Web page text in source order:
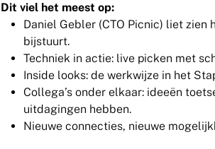
Dit viel het meest op:
Daniel Gebler (CTO Picnic) liet zien
bijstuurt.
Techniek in actie: live picken met
Inside looks: de werkwijze in het
Collega’s onder elkaar: ideeën
uitdagingen hebben.
Nieuwe connecties, nieuwe